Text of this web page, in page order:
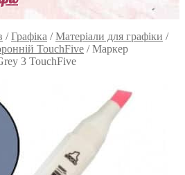
/Графіка /Матеріали для графіки /
TouchFive /Маркер
3 TouchFive